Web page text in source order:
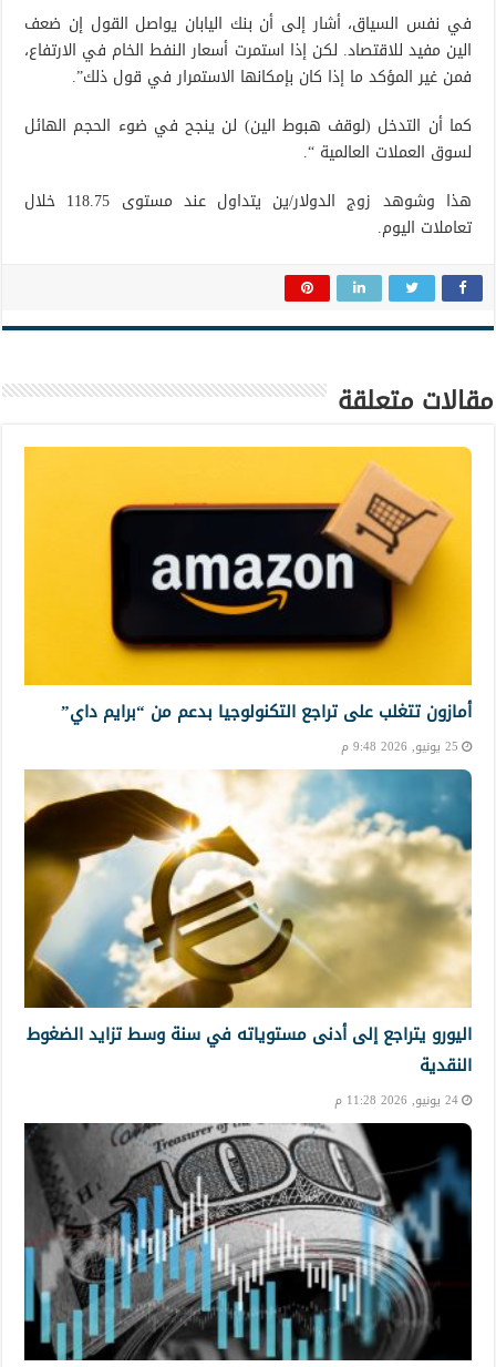
في نفس السياق، أشار إلى أن بنك اليابان يواصل القول إن ضعف
الين مفيد للاقتصاد. لكن إذا استمرت أسعار النفط الخام في الارتفاع،
فمن غير المؤكد ما إذا كان بإمكانها الاستمرار في قول ذلك”.
كما أن التدخل (لوقف هبوط الين) لن ينجح في ضوء الحجم الهائل
لسوق العملات العالمية “.
هذا وشوهد زوج الدولار/ين يتداول عند مستوى 118.75 خلال
تعاملات اليوم.
مقالات متعلقة
أمازون تتغلب على تراجع التكنولوجيا بدعم من “برايم داي”
25 يونيو, 2026 9:48 م
اليورو يتراجع إلى أدنى مستوياته في سنة وسط تزايد الضغوط
النقدية
24 يونيو, 2026 11:28 م